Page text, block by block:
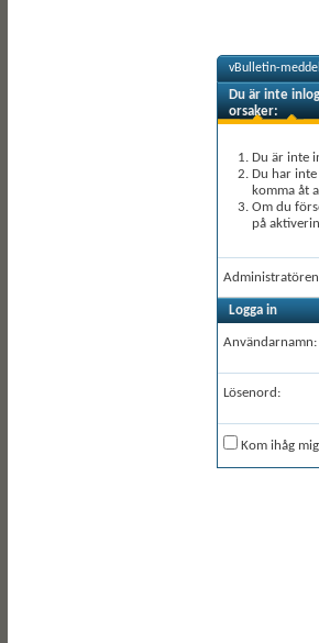
vBulletin-
Du är inte
orsaker:
Du är inte
Du har
komma åt
Om du
på
Logga in
Användarnamn:
Lösenord:
Kom ihåg